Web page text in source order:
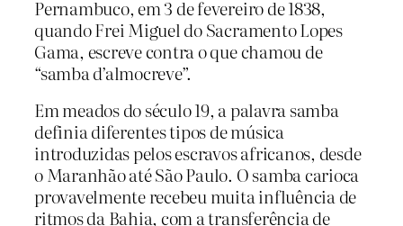
Pernambuco, em 3 de fevereiro de 1838,
quando Frei Miguel do Sacramento Lopes
Gama, escreve contra o que chamou de
“samba d’almocreve”.
Em meados do século 19, a palavra samba
definia diferentes tipos de música
introduzidas pelos escravos africanos, desde
o Maranhão até São Paulo. O samba carioca
provavelmente recebeu muita influência de
ritmos da Bahia, com a transferência de